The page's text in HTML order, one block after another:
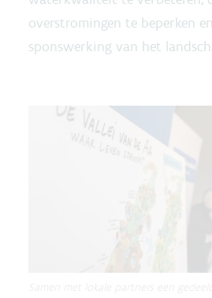
overstromingen te beperken
sponswerking van het